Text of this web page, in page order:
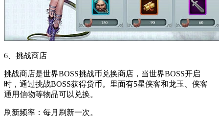
6、挑战商店
挑战商店是世界BOSS挑战币兑换商店，当世界BOSS开启
时，通过挑战BOSS获得货币。里面有5星侠客和龙玉、侠客
通用信物等物品可以兑换。
刷新频率：每月刷新一次。